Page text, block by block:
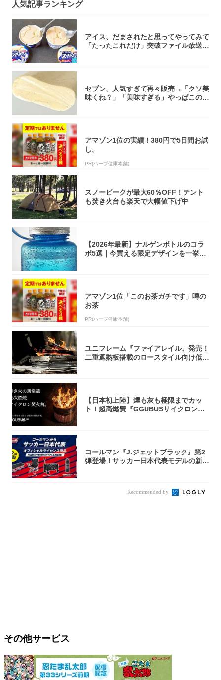
人気記事ランキング
アイス、だまされたと思ってやってみて
「たったこれだけ」突破ファイル放送で
セブン、人気すぎて再々販売→「クソ美
味くね？」「美味すぎる」やっぱこのク
アマゾン1位の実績！380円で5日間お試
し。
PR(ハーブ健康本舗)
スノーピークが最大60％OFF！テント
も焚き火台も楽天で大幅値下げ中
【2026年最新】ナルゲンボトルのコラ
ボ5選｜今買える限定デザインを一挙紹
アマゾン1位「このお茶ガチです」噂の
お茶
PR(ハーブ健康本舗)
ユニフレーム『ファイアレイル』発売！
二重遮熱板搭載のロースタイル向け低型
【日本初上陸】煙も灰も極限までカッ
ト！超高燃費『GGUBUSサイクロン焚
コールマン『J.ジェットブラック』第2
弾登場！サッカー日本代表モデルの新作
Recommended by
その他サービス